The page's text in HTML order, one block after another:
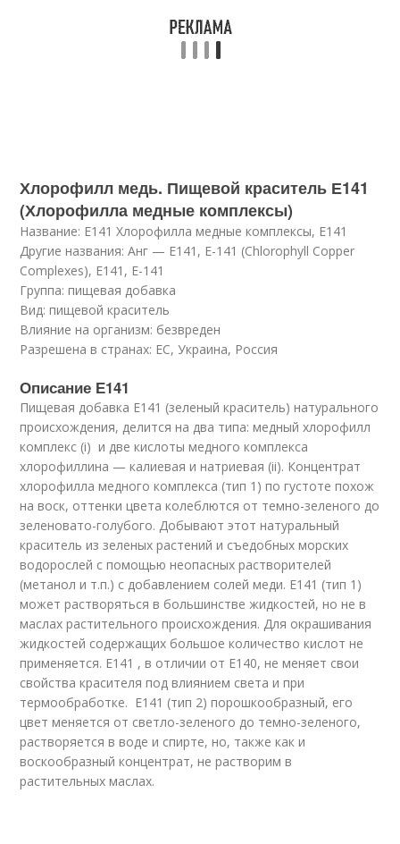
Хлорофилл медь. Пищевой краситель Е141
(Хлорофилла медные комплексы)
Название: Е141 Хлорофилла медные комплексы, Е141
Другие названия: Анг — Е141, Е-141 (Chlorophyll Сopper
Сomplexes), Е141, Е-141
Группа: пищевая добавка
Вид: пищевой краситель
Влияние на организм: безвреден
Разрешена в странах: ЕС, Украина, Россия
Описание Е141
Пищевая добавка Е141 (зеленый краситель) натурального
происхождения, делится на два типа: медный хлорофилл
комплекс (i) и две кислоты медного комплекса
хлорофиллина — калиевая и натриевая (ii). Концентрат
хлорофилла медного комплекса (тип 1) по густоте похож
на воск, оттенки цвета колеблются от темно-зеленого до
зеленовато-голубого. Добывают этот натуральный
краситель из зеленых растений и съедобных морских
водорослей с помощью неопасных растворителей
(метанол и т.п.) с добавлением солей меди. Е141 (тип 1)
может растворяться в большинстве жидкостей, но не в
маслах растительного происхождения. Для окрашивания
жидкостей содержащих большое количество кислот не
применяется. Е141 , в отличии от Е140, не меняет свои
свойства красителя под влиянием света и при
термообработке. Е141 (тип 2) порошкообразный, его
цвет меняется от светло-зеленого до темно-зеленого,
растворяется в воде и спирте, но, также как и
воскообразный концентрат, не растворим в
растительных маслах.